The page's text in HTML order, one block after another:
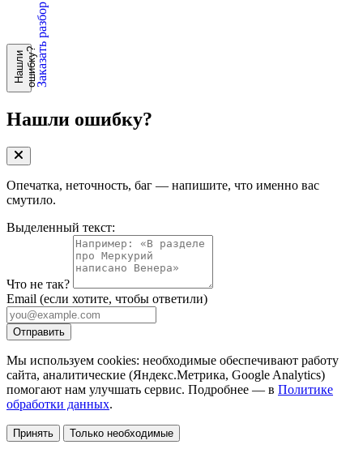
Н
а
ш
л
и
о
ш
и
б
к
у?Заказать разбор
Нашли ошибку?
Опечатка, неточность, баг — напишите, что именно вас
смутило.
Выделенный текст:
Что не так?
Email (если хотите, чтобы ответили)
Отправить
Мы используем cookies: необходимые обеспечивают работу
сайта, аналитические (Яндекс.Метрика, Google Analytics)
помогают нам улучшать сервис. Подробнее — в Политике
обработки данных.
Принять Только необходимые